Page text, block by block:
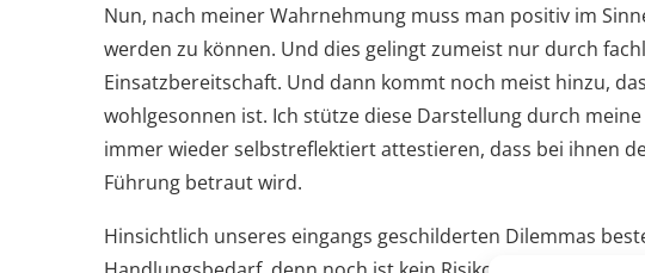
Nun, nach meiner Wahrnehmung muss man positiv im
werden zu können. Und dies gelingt zumeist nur durch
Einsatzbereitschaft. Und dann kommt noch meist hinzu,
wohlgesonnen ist. Ich stütze diese Darstellung durch
immer wieder selbstreflektiert attestieren, dass bei ihnen
Führung betraut wird.
Hinsichtlich unseres eingangs geschilderten Dilemmas